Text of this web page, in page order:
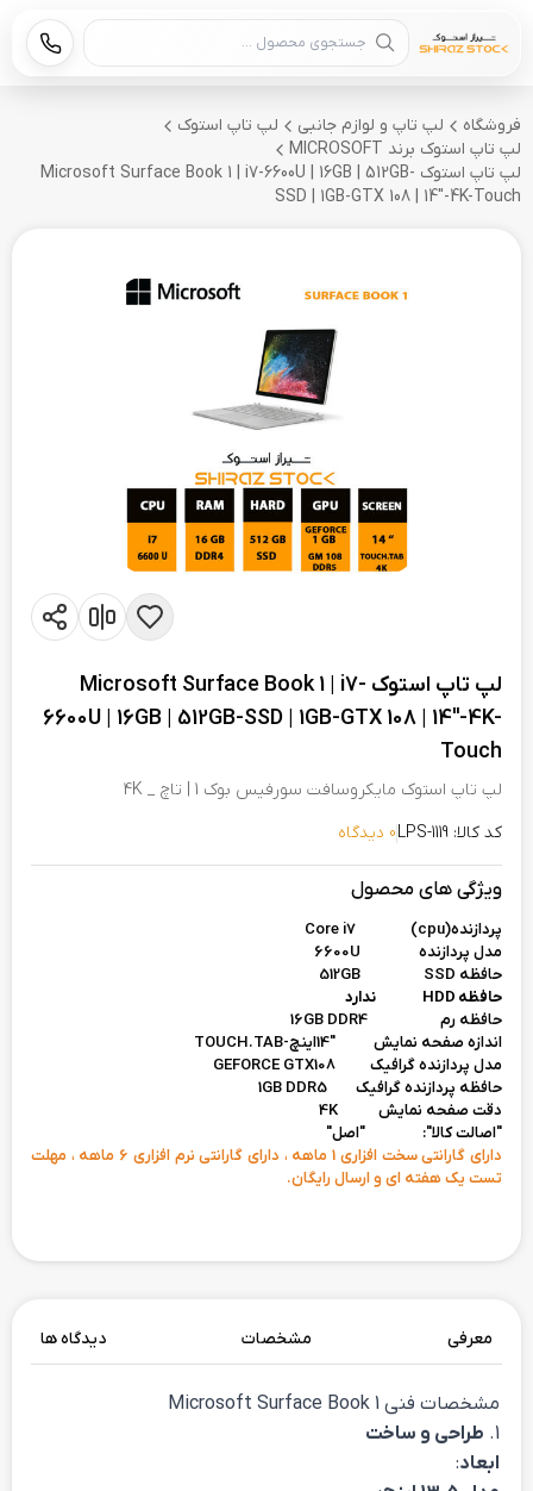
جستجوی محصول
فروشگاه لپ تاپ و لوازم جانبی
لپ تاپ استوک
لپ تاپ استوک برند MICROSOFT
لپ تاپ استوک Microsoft Surface Book 1 | i7-6600U | 16GB | 512GB-
SSD | 1GB-GTX 108 | 14"-4K-Touch
لپ تاپ استوک Microsoft Surface Book 1 | i7-
6600U | 16GB | 512GB-SSD | 1GB-GTX 108 | 14"-4K-
Touch
لپ تاپ استوک مایکروسافت سورفیس بوک 1 | تاچ _ 4K
کد کالا: LPS-1119
0 دیدگاه
ویژگی های محصول
پردازنده(cpu)
Core i7
مدل پردازنده 6600U
حافظه 512GB SSD
حافظه HDD ندارد
حافظه رم 16GB DDR4
اندازه صفحه نمایش "14اینچ-TOUCH.TAB
مدل پردازنده گرافیک GEFORCE GTX108
حافظه پردازنده گرافیک 1GB DDR5
دقت صفحه نمایش 4K
"اصالت کالا": "اصل"
دارای گارانتی سخت افزاری 1 ماهه ، دارای گارانتی نرم افزاری 6 ماهه ، مهلت
تست یک هفته ای و ارسال رایگان.
معرفی مشخصات دیدگاه ها
مشخصات فنی Microsoft Surface Book 1
1. طراحی و ساخت
ابعاد: